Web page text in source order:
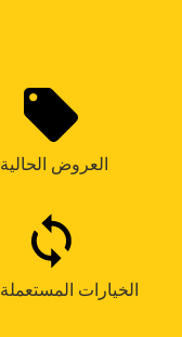
العروض الحالية
الخيارات المستعملة